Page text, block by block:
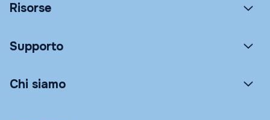
Risorse
Supporto
Chi siamo